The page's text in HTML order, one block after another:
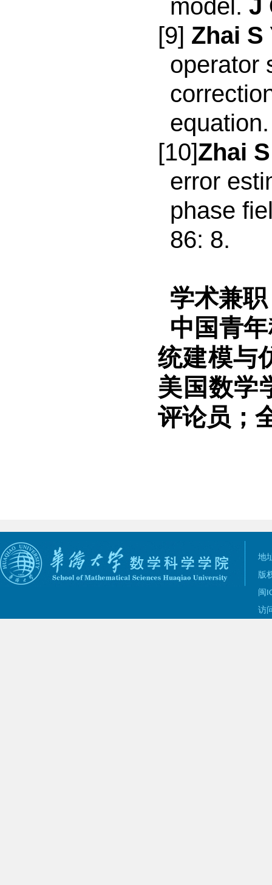
model. J
[9] Zhai S
operator
[10]Zhai
error
phase
86: 8.
学术兼
中国青
统建模与
美国数学
评论员；
地
版
闽
访